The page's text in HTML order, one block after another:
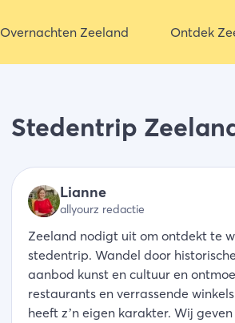
Overnachten Zeeland Ontdek
Stedentrip
Lianne
allyourz redactie
Zeeland nodigt uit om ontdekt te
stedentrip. Wandel door
aanbod kunst en cultuur en
restaurants en verrassende
heeft z’n eigen karakter. Wij